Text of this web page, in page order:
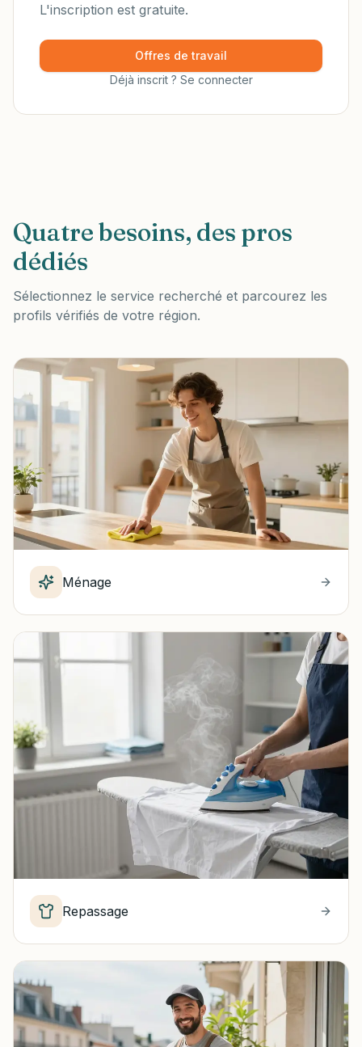
L'inscription est gratuite.
Offres de travail
Déjà inscrit ? Se connecter
Quatre besoins, des pros
dédiés
Sélectionnez le service recherché et parcourez les
profils vérifiés de votre région.
Ménage
Repassage